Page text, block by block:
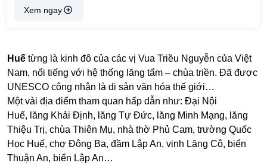
Xem ngay
Huế từng là kinh đô của các vị Vua Triều Nguyễn của Việt
Nam, nổi tiếng với hệ thống lăng tẩm – chùa triền. Đã được
UNESCO công nhận là di sản văn hóa thế giới…
Một vài địa điểm tham quan hấp dẫn như: Đại Nội
Huế, lăng Khải Định, lăng Tự Đức, lăng Minh Mạng, lăng
Thiệu Trị, chùa Thiên Mụ, nhà thờ Phủ Cam, trường Quốc
Học Huế, chợ Đông Ba, đầm Lập An, vịnh Lăng Cô, biển
Thuận An, biển Lập An…